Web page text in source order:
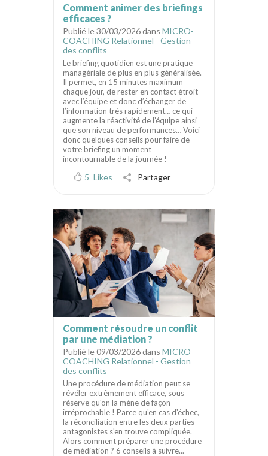
Comment animer des briefings
efficaces ?
Publié le 30/03/2026 dans MICRO-
COACHING Relationnel - Gestion
des conflits
Le briefing quotidien est une pratique
managériale de plus en plus généralisée.
Il permet, en 15 minutes maximum
chaque jour, de rester en contact étroit
avec l’équipe et donc d’échanger de
l’information très rapidement… ce qui
augmente la réactivité de l’équipe ainsi
que son niveau de performances… Voici
donc quelques conseils pour faire de
votre briefing un moment
incontournable de la journée !
5 Likes Partager
Comment résoudre un conflit
par une médiation ?
Publié le 09/03/2026 dans MICRO-
COACHING Relationnel - Gestion
des conflits
Une procédure de médiation peut se
révéler extrêmement efficace, sous
réserve qu'on la mène de façon
irréprochable ! Parce qu'en cas d'échec,
la réconciliation entre les deux parties
antagonistes s'en trouve compliquée.
Alors comment préparer une procédure
de médiation ? 6 conseils à suivre...